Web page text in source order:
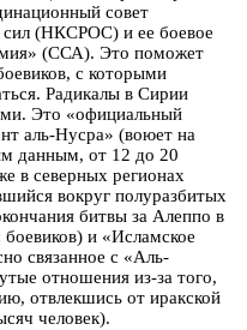
совет
(НКСРОС) и ее боевое
(ССА). Это поможет
с которыми
Радикалы в Сирии
Это «официальный
аль-Нусра» (воюет на
данным, от 12 до 20
в северных регионах
вокруг полуразбитых
битвы за Алеппо в
и «Исламское
связанное с «Аль-
отношения из-за того,
отвлекшись от иракской
человек).